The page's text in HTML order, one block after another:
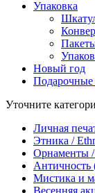
Упаковка
Новый год
Подарочные
Уточните
Личная
Этника /
Орнаменты /
Античность
Мистика и
Весенняя